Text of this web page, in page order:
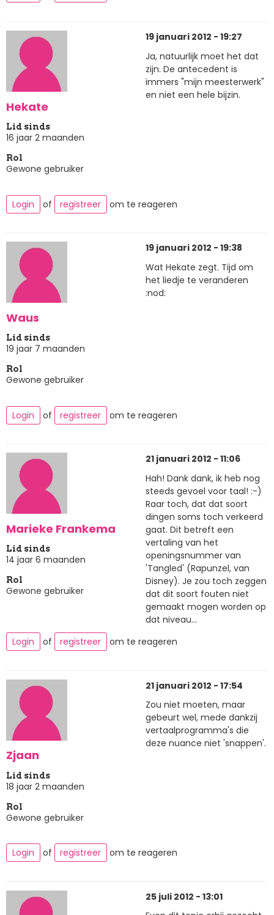
Hekate
Lid sinds
16 jaar 2 maanden
Rol
Gewone gebruiker
19 januari 2012 - 19:27
Ja, natuurlijk moet het dat
zijn. De antecedent is
immers "mijn meesterwerk"
en niet een hele bijzin.
Login of registreer om te reageren
Waus
Lid sinds
19 jaar 7 maanden
Rol
Gewone gebruiker
19 januari 2012 - 19:38
Wat Hekate zegt. Tijd om
het liedje te veranderen
:nod:
Login of registreer om te reageren
Marieke Frankema
Lid sinds
14 jaar 6 maanden
Rol
Gewone gebruiker
21 januari 2012 - 11:06
Hah! Dank dank, ik heb nog
steeds gevoel voor taal! :-)
Raar toch, dat dat soort
dingen soms toch verkeerd
gaat. Dit betreft een
vertaling van het
openingsnummer van
'Tangled' (Rapunzel, van
Disney). Je zou toch zeggen
dat dit soort fouten niet
gemaakt mogen worden op
dat niveau...
Login
of registreer om te reageren
Zjaan
Lid sinds
18 jaar 2 maanden
Rol
Gewone gebruiker
21 januari 2012 - 17:54
Zou niet moeten, maar
gebeurt wel, mede dankzij
vertaalprogramma's die
deze nuance niet 'snappen'.
Login of registreer om te reageren
25 juli 2012 - 13:01